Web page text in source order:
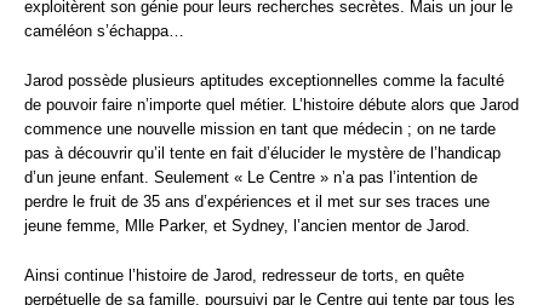
exploitèrent son génie pour leurs recherches secrètes. Mais un jour le
caméléon s’échappa…
Jarod possède plusieurs aptitudes exceptionnelles comme la faculté
de pouvoir faire n’importe quel métier. L’histoire débute alors que Jarod
commence une nouvelle mission en tant que médecin ; on ne tarde
pas à découvrir qu’il tente en fait d’élucider le mystère de l’handicap
d’un jeune enfant. Seulement « Le Centre » n’a pas l’intention de
perdre le fruit de 35 ans d’expériences et il met sur ses traces une
jeune femme, Mlle Parker, et Sydney, l’ancien mentor de Jarod.
Ainsi continue l’histoire de Jarod, redresseur de torts, en quête
perpétuelle de sa famille, poursuivi par le Centre qui tente par tous les